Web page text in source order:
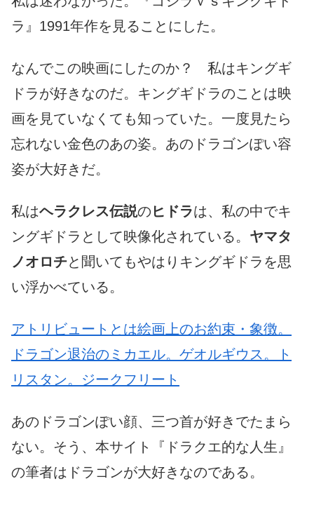
ラ』1991年作を見ることにした。
なんでこの映画にしたのか？ 私はキングギ
ドラが好きなのだ。キングギドラのことは映
画を見ていなくても知っていた。一度見たら
忘れない金色のあの姿。あのドラゴンぽい容
姿が大好きだ。
私はヘラクレス伝説の ヒドラは、私の中でキ
ングギドラとして映像化されている。 ヤマタ
ノオロチと聞いてもやはりキングギドラを思
い浮かべている。
アトリビュートとは絵画上のお約束・象徴。
ドラゴン退治のミカエル。ゲオルギウス。ト
リスタン。ジークフリート
あのドラゴンぽい顔、三つ首が好きでたまら
ない。そう、本サイト『ドラクエ的な人生』
の筆者はドラゴンが大好きなのである。